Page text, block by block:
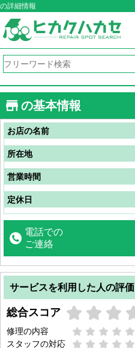
の詳細情報
の基本情報
お店の名前
所在地
営業時間
定休日
電話での
ご連絡
サービスを利用した人の評価
総合スコア
修理の内容
スタッフの対応